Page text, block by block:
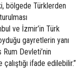
bölgede Türklerden
ve İzmir’in Türk
gayretlerin yanı
Devleti’nin
ifade edilebilir.”